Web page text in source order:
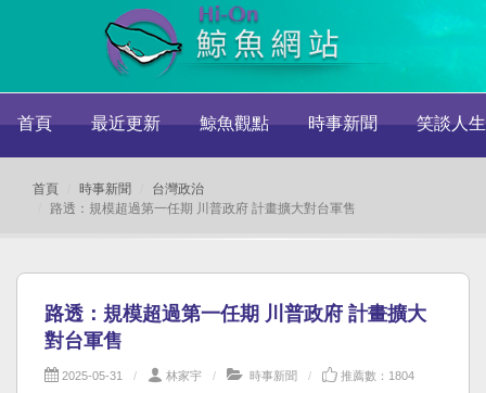
首頁 最近更新 鯨魚觀點 時事新聞 笑談人生
首頁 時事新聞
台灣政治
路透：規模超過第一任期 川普政府 計畫擴大對台軍售
路透：規模超過第一任期 川普政府 計畫擴大
對台軍售
2025-05-31 林家宇 時事新聞 推薦數：1804